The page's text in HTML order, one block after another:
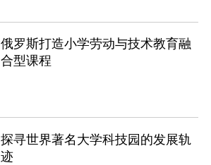
俄罗斯打造小学劳动与技术教育融
合型课程
探寻世界著名大学科技园的发展轨
迹